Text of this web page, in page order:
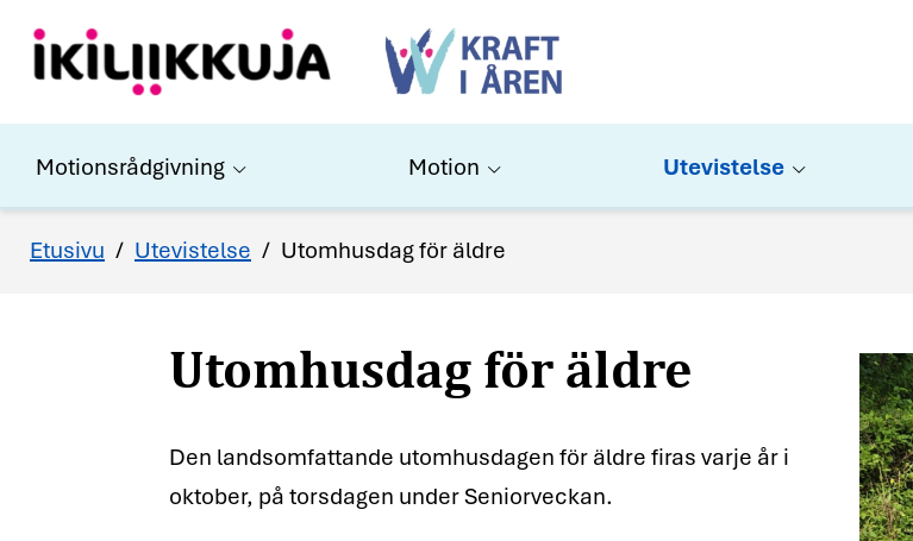
Motionsrådgivning Motion Utevistelse
Etusivu / Utevistelse / Utomhusdag för äldre
Utomhusdag för äldre
Den landsomfattande utomhusdagen för äldre firas varje år i
oktober, på torsdagen under Seniorveckan.